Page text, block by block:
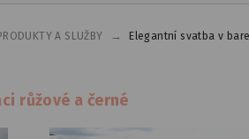
A SLUŽBY → Elegantní svatba v
růžové a černé